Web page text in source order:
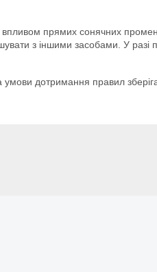
впливом прямих сонячних
з іншими засобами. У разі
дотримання правил